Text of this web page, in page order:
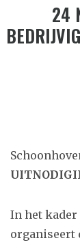
24
In het
organiseert